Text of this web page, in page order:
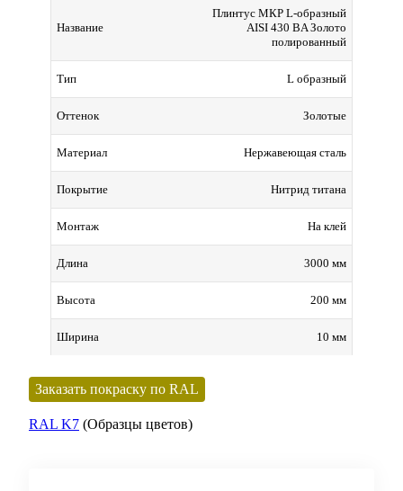
Название
Плинтус МКР L-образный
AISI 430 BA Золото
полированный
Тип L образный
Оттенок Золотые
Материал Нержавеющая сталь
Покрытие Нитрид титана
Монтаж На клей
Длина 3000 мм
Высота 200 мм
Ширина 10 мм
Заказать покраску по RAL
RAL K7 (Образцы цветов)